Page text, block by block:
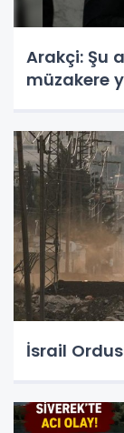
Arakçi: Şu
müzakere
İsrail